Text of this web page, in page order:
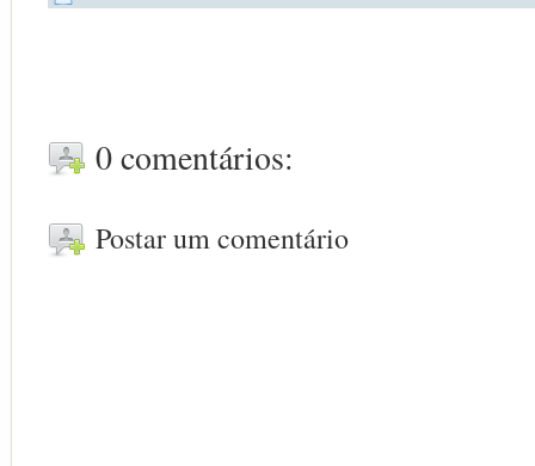
0 comentários:
Postar um comentário